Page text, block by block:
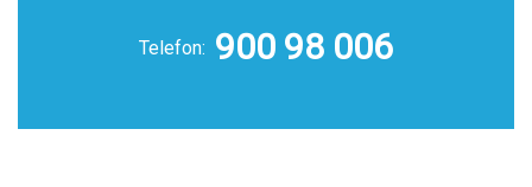
Telefon: 900 98 006